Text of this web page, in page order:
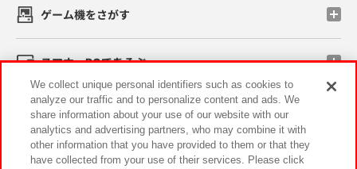
ゲーム機をさがす
スマホ・PCであそぶ
イベント・キャンペーン
We collect unique personal identifiers such as cookies to
analyze our traffic and to personalize content and ads. We
share information about your use of our website with our
analytics and advertising partners, who may combine it with
other information that you have provided to them or that they
have collected from your use of their services. Please click